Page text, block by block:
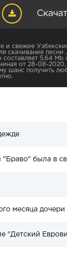
и свежие
скачивание
составляет 5,64
от 28-08-
шанс получить
"Браво" была в
месяца дочери